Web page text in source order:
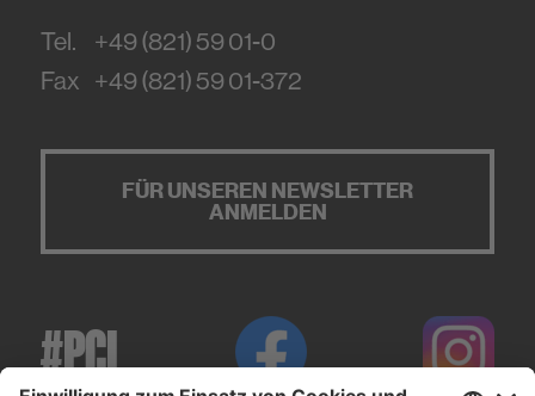
Tel.
+49 (821) 59 01-0
Fax +49 (821) 59 01-372
FÜR UNSEREN NEWSLETTER
ANMELDEN
#PCI